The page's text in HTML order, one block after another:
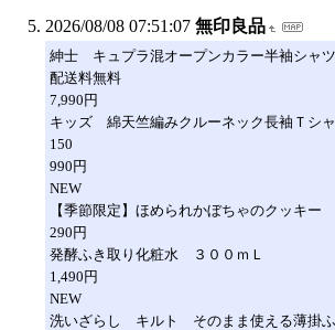
2026/08/08 07:51:07 無印良品
紳士 キュプラ混オープンカラー半袖シャ
配送料無料
7,990円
キッズ 綿天竺編みクルーネック長袖Ｔシ
150
990円
NEW
【季節限定】ほめられかぼちゃのクッキー
290円
発酵ふき取り化粧水 ３００ｍＬ
1,490円
NEW
洗いざらし キルト そのまま使える薄掛